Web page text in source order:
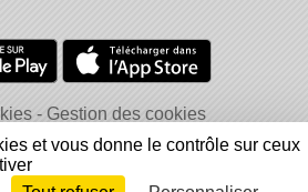
Gestion des cookies
Signaler un contenu inapproprié
et vous donne le contrôle sur ceux